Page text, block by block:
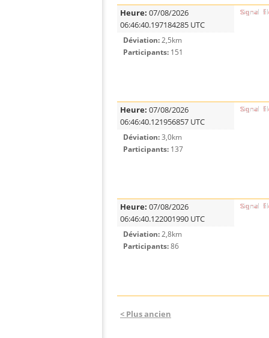
Heure: 07/08/2026
06:46:40.197184285 UTC
Déviation:2,5km
Participants: 151
Heure: 07/08/2026
06:46:40.121956857 UTC
Déviation:3,0km
Participants: 137
Heure: 07/08/2026
06:46:40.122001990 UTC
Déviation:2,8km
Participants:86
< Plus ancien